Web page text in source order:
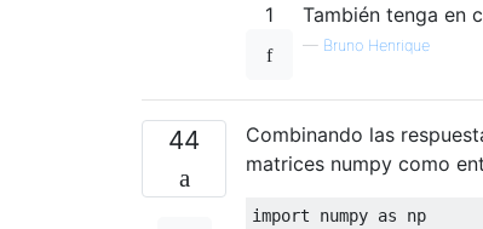
1 También tenga en
— Bruno Henrique
44
Combinando las
matrices numpy como
import numpy as np